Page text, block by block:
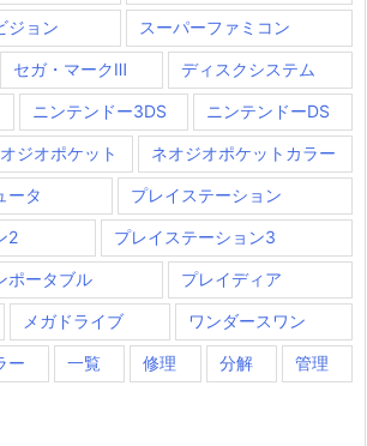
ジョン スーパーファミコン
セガ・マークⅢ ディスクシステム
ニンテンドー3DS ニンテンドーDS
ジオポケット ネオジオポケットカラー
ータ プレイステーション
2 プレイステーション3
ポータブル プレイディア
メガドライブ ワンダースワン
ー 一覧 修理 分解 管理